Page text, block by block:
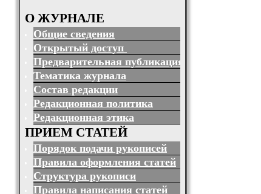
О ЖУРНАЛЕ
Общие сведения
Открытый доступ
Предварительная публикация
Тематика журнала
Состав редакции
Редакционная политика
Редакционная этика
ПРИЕМ СТАТЕЙ
Порядок подачи рукописей
Правила оформления статей
Структура рукописи
Правила написания статей